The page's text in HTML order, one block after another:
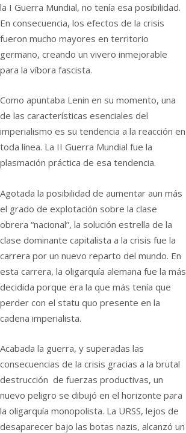
la I Guerra Mundial, no tenía esa posibilidad.
En consecuencia, los efectos de la crisis
fueron mucho mayores en territorio
germano, creando un vivero inmejorable
para la víbora fascista.
Como apuntaba Lenin en su momento, una
de las características esenciales del
imperialismo es su tendencia a la reacción en
toda línea. La II Guerra Mundial fue la
plasmación práctica de esa tendencia.
Agotada la posibilidad de aumentar aun más
el grado de explotación sobre la clase
obrera “nacional”, la solución estrella de la
clase dominante capitalista a la crisis fue la
carrera por un nuevo reparto del mundo. En
esta carrera, la oligarquía alemana fue la más
decidida porque era la que más tenía que
perder con el statu quo presente en la
cadena imperialista.
Acabada la guerra, y superadas las
consecuencias de la crisis gracias a la brutal
destrucción de fuerzas productivas, un
nuevo peligro se dibujó en el horizonte para
la oligarquía monopolista. La URSS, lejos de
desaparecer bajo las botas nazis, alcanzó un